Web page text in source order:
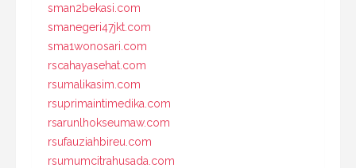
sman2bekasi.com
smanegeri47jkt.com
sma1wonosari.com
rscahayasehat.com
rsumalikasim.com
rsuprimaintimedika.com
rsarunlhokseumaw.com
rsufauziahbireu.com
rsumumcitrahusada.com